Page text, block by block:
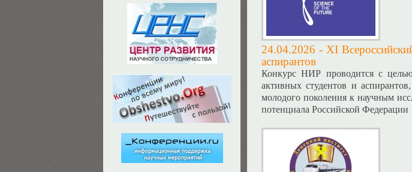
24.04.2026 - XI
аспирантов
Конкурс НИР проводится с
активных студентов и
молодого поколения к научным
потенциала Российской Федерации